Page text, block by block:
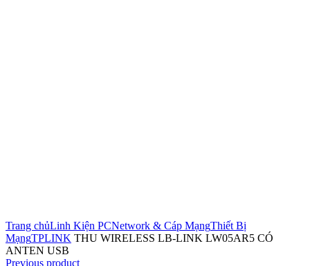
Trang chủLinh Kiện PCNetwork & Cáp MạngThiết Bị
MạngTPLINK THU WIRELESS LB-LINK LW05AR5 CÓ
ANTEN USB
Previous product